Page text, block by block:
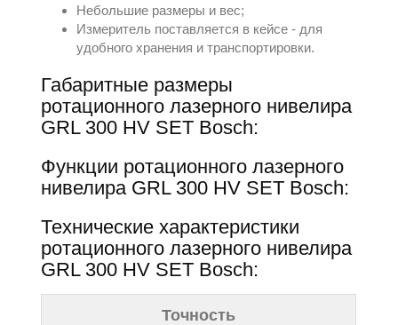
Небольшие размеры и вес;
Измеритель поставляется в кейсе - для
удобного хранения и транспортировки.
Габаритные размеры
ротационного лазерного нивелира
GRL 300 HV SET Bosch:
Функции ротационного лазерного
нивелира GRL 300 HV SET Bosch:
Технические характеристики
ротационного лазерного нивелира
GRL 300 HV SET Bosch:
Точность